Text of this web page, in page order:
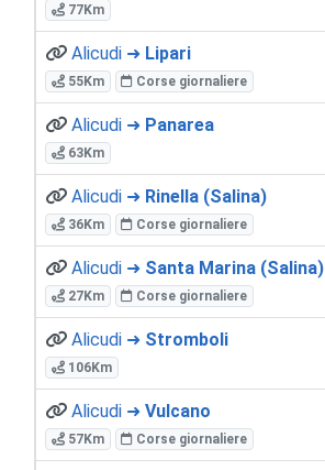
77Km
Alicudi ➜ Lipari
55Km Corse giornaliere
Alicudi ➜ Panarea
63Km
Alicudi ➜ Rinella (Salina)
36Km Corse giornaliere
Alicudi ➜ Santa Marina (Salina)
27Km Corse giornaliere
Alicudi ➜ Stromboli
106Km
Alicudi ➜ Vulcano
57Km Corse giornaliere